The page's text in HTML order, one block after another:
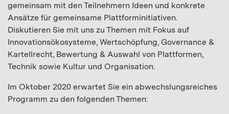
gemeinsam mit den Teilnehmern Ideen und konkrete
Ansätze für gemeinsame Plattforminitiativen.
Diskutieren Sie mit uns zu Themen mit Fokus auf
Innovationsökosysteme, Wertschöpfung, Governance &
Kartellrecht, Bewertung & Auswahl von Plattformen,
Technik sowie Kultur und Organisation.
Im Oktober 2020 erwartet Sie ein abwechslungsreiches
Programm zu den folgenden Themen: